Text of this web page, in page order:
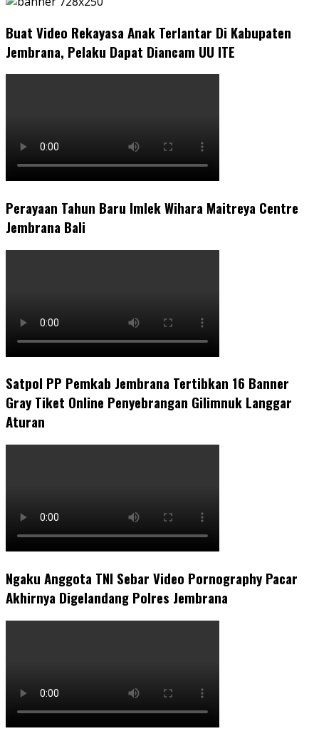
Buat Video Rekayasa Anak Terlantar Di Kabupaten
Jembrana, Pelaku Dapat Diancam UU ITE
Perayaan Tahun Baru Imlek Wihara Maitreya Centre
Jembrana Bali
Satpol PP Pemkab Jembrana Tertibkan 16 Banner
Gray Tiket Online Penyebrangan Gilimnuk Langgar
Aturan
Ngaku Anggota TNI Sebar Video Pornography Pacar
Akhirnya Digelandang Polres Jembrana